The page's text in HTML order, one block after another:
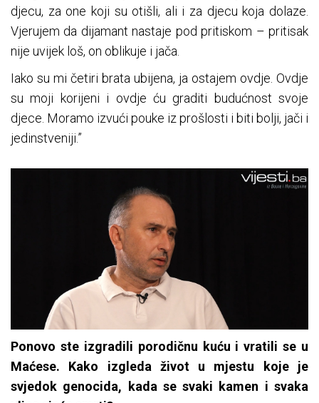
djecu, za one koji su otišli, ali i za djecu koja dolaze.
Vjerujem da dijamant nastaje pod pritiskom – pritisak
nije uvijek loš, on oblikuje i jača.
Iako su mi četiri brata ubijena, ja ostajem ovdje. Ovdje
su moji korijeni i ovdje ću graditi budućnost svoje
djece. Moramo izvući pouke iz prošlosti i biti bolji, jači i
jedinstveniji.”
Ponovo ste izgradili porodičnu kuću i vratili se u
Maćese. Kako izgleda život u mjestu koje je
svjedok genocida, kada se svaki kamen i svaka